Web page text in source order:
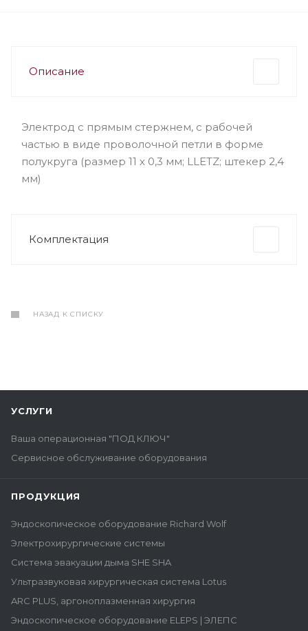
Описание
Электрод c прямым стержнем, c рабочей
частью в виде проволочной петли в форме
полукруга (размер 11 х 0,3 мм; LLETZ; штекер 2,4
мм)
Комплектация
НАЗАД К СПИСКУ
УСЛУГИ
Ваша операционная "ПОД КЛЮЧ"
Сервисное обслуживание оборудования
ПРОДУКЦИЯ
Эндоскопическое оборудование Richard Wolf
Электрохирургические системы
Система эвакуации дыма SHE SHA
Ультразвуковая хирургическая система Lotus
ARC PLUS, аргоноплазменная хирургия
Эндоскопическое оборудование ELEPS | ЭЛЕПС